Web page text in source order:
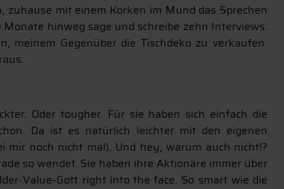
mit einem Korken im Mund das Sprechen
hinweg sage und schreibe zehn Interviews.
meinem Gegenüber die Tischdeko zu verkaufen.
Oder tougher. Für sie haben sich einfach die
Da ist es natürlich leichter mit den eigenen
mir noch nicht mal). Und hey, warum auch nicht!?
so wendet. Sie haben ihre Aktionäre immer über
Value-Gott right into the face. So smart wie die